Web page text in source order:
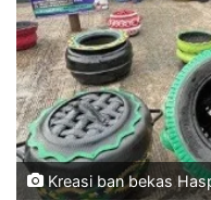
Kreasi ban bekas